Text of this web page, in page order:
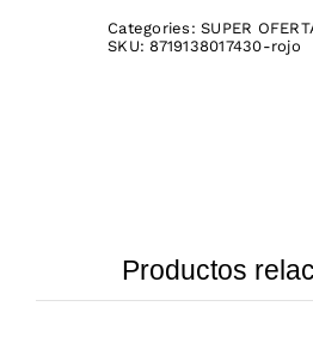
Categories:SUPER
SKU: 8719138017430-rojo
Productos